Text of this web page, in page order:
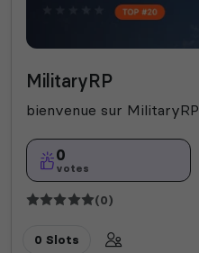
MilitaryRP
bienvenue sur MilitaryRP
0
votes
(0)
0 Slots